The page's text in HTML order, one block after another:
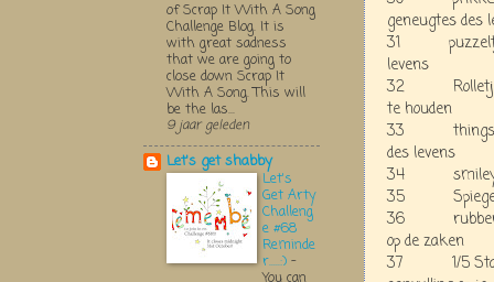
geneugtes des
31 puzzeltje -
levens
32 Rolletje
te houden
33 things to
des levens
34 smiley
35 Spiegeltje
36 rubber
op de zaken
37 1/5
of Scrap It With A Song
Challenge Blog. It is
with great sadness
that we are going to
close down Scrap It
With A Song. This will
be the las...
9 jaar geleden
Let's get shabby
Let's
Get Arty
Challeng
e #68
Reminde
r.....:) -